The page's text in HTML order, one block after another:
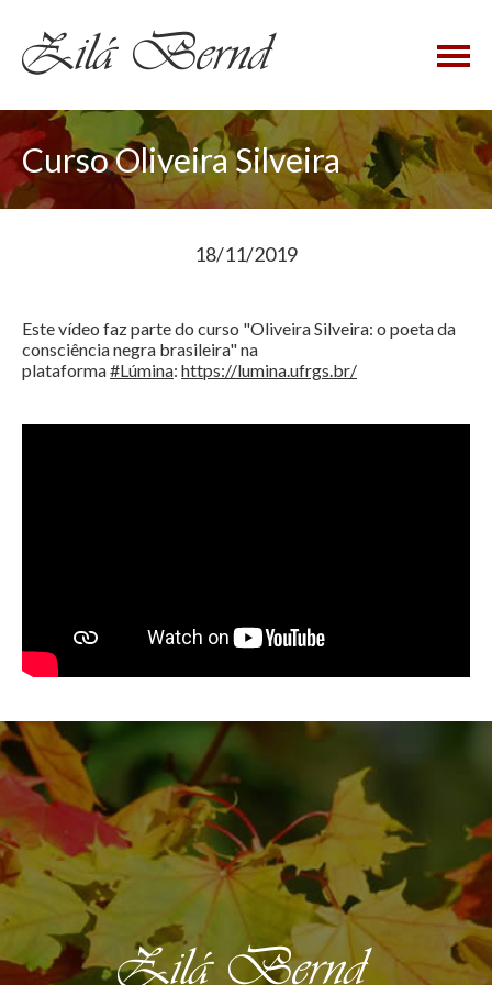
×
Curso Oliveira Silveira
18/11/2019
Este vídeo faz parte do curso "Oliveira Silveira: o poeta da
consciência negra brasileira" na
plataforma#Lúmina: https://lumina.ufrgs.br/